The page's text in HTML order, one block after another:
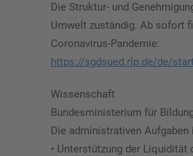
Die Struktur- und
Umwelt zuständig. Ab sofort
Coronavirus-Pandemie:
https://sgdsued.rlp.de/de/
Wissenschaft
Bundesministerium für
Die administrativen
• Unterstützung der